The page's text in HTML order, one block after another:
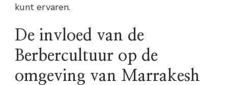
kunt ervaren.
De invloed van de
Berbercultuur op de
omgeving van Marrakesh